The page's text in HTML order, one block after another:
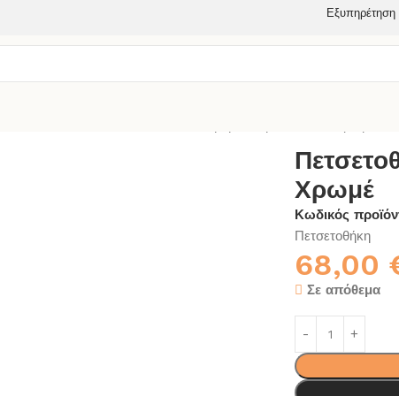
Χρωμέ
Κωδικός
Πετσετοθήκη
68,00
Σε απόθεμα